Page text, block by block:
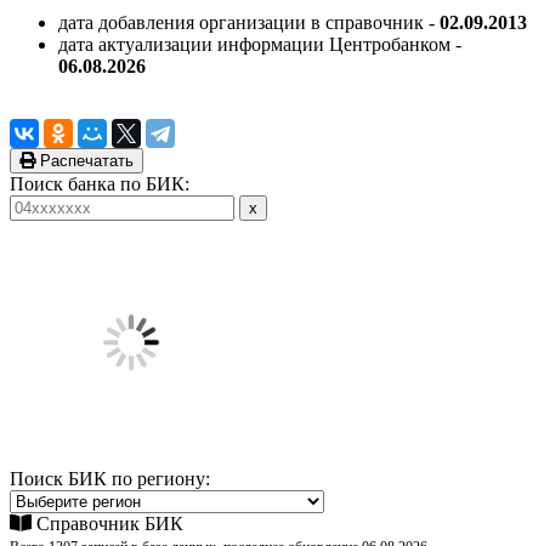
дата добавления организации в справочник - 02.09.2013
дата актуализации информации Центробанком -
06.08.2026
Распечатать
Поиск банка по БИК:
Поиск БИК по региону:
Справочник БИК